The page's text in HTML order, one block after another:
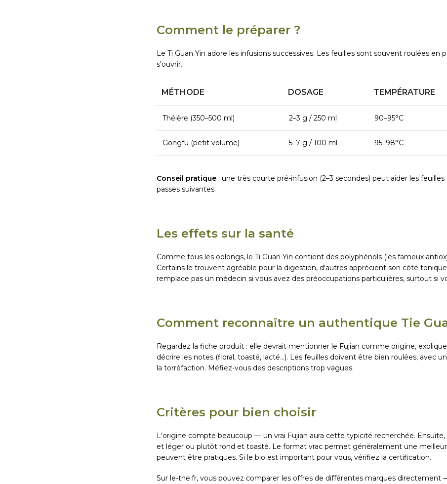
Comment le préparer ?
Le Ti Guan Yin adore les infusions successives. Les feuilles sont souvent roulées
s'ouvrir.
MÉTHODE DOSAGE TEMPÉRATURE
Théière (350–500 ml) 2–3 g / 250 ml 90–95°C
Gongfu (petit volume) 5–7 g / 100 ml 95–98°C
Conseil pratique : une très courte pré-infusion (2–3 secondes) peut aider les
passes suivantes.
Les effets sur la santé
Comme tous les oolongs, le Ti Guan Yin contient des polyphénols (les fameux
Certains le trouvent agréable pour la digestion, d'autres apprécient son côté
remplace pas un médecin si vous avez des préoccupations particulières, surtout si
Comment reconnaître un authentique Tie
Regardez la fiche produit : elle devrait mentionner le Fujian comme origine,
décrire les notes (floral, toasté, lacté...). Les feuilles doivent être bien roulées, avec
la torréfaction. Méfiez-vous des descriptions trop vagues.
Critères pour bien choisir
L'origine compte beaucoup — un vrai Fujian aura cette typicité recherchée.
et léger ou plutôt rond et toasté. Le format vrac permet généralement une
peuvent être pratiques. Si le bio est important pour vous, vérifiez la certification.
Sur le-the.fr, vous pouvez comparer les offres de différentes marques directement